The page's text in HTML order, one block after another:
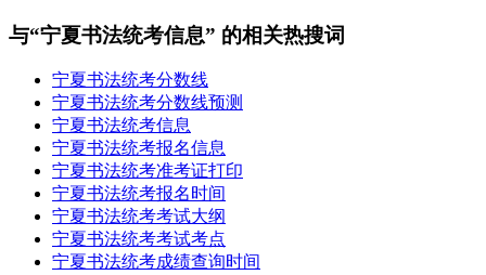
与“宁夏书法统考信息” 的相关热搜词
宁夏书法统考分数线
宁夏书法统考分数线预测
宁夏书法统考信息
宁夏书法统考报名信息
宁夏书法统考准考证打印
宁夏书法统考报名时间
宁夏书法统考考试大纲
宁夏书法统考考试考点
宁夏书法统考成绩查询时间